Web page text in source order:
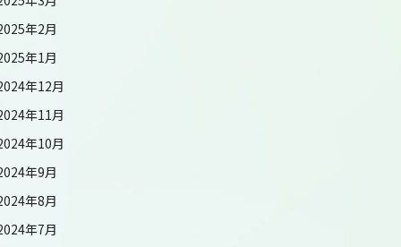
年2月
年1月
年12月
年11月
年10月
年9月
年8月
年7月